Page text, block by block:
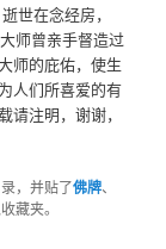
世在念经房，
师曾亲手督造过
师的庇佑，使生
人们所喜爱的有
请注明，谢谢，
，并贴了佛牌、
藏夹。